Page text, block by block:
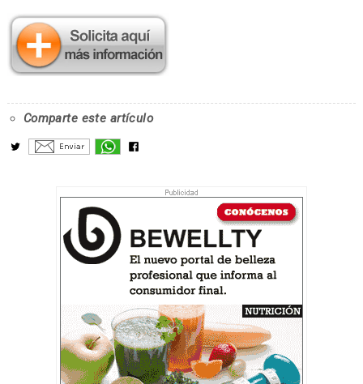
Comparte este artículo